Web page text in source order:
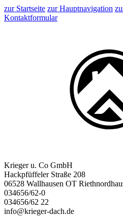
zur Startseite zur Hauptnavigation
Kontaktformular
Krieger u. Co GmbH
Hackpfüffeler Straße 208
06528 Wallhausen OT
034656/62-0
034656/62 22
info@krieger-dach.de